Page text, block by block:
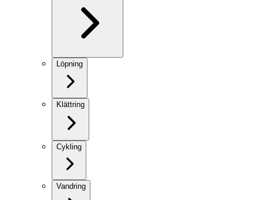
Löpning
Klättring
Cykling
Vandring